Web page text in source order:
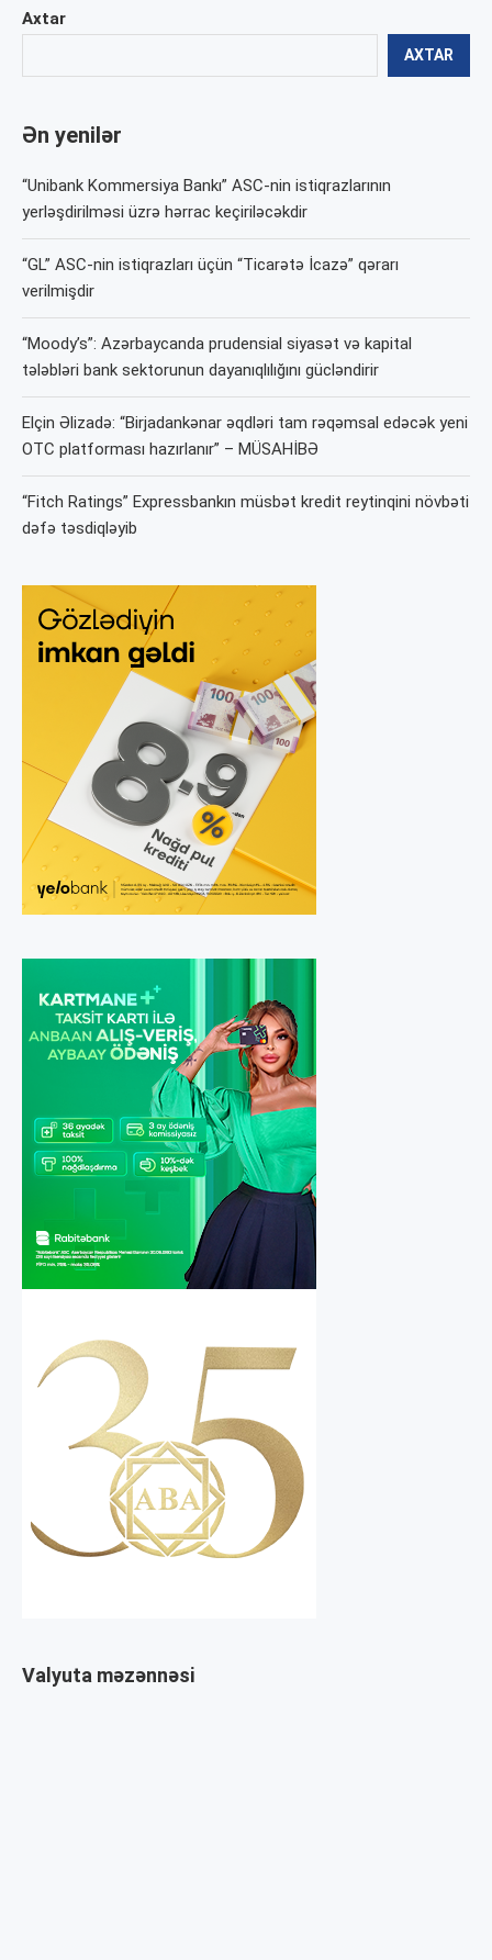
Axtar
AXTAR
Ən yenilər
“Unibank Kommersiya Bankı” ASC-nin istiqrazlarının
yerləşdirilməsi üzrə hərrac keçiriləcəkdir
“GL” ASC-nin istiqrazları üçün “Ticarətə İcazə” qərarı
verilmişdir
“Moody’s”: Azərbaycanda prudensial siyasət və kapital
tələbləri bank sektorunun dayanıqlılığını gücləndirir
Elçin Əlizadə: “Birjadankənar əqdləri tam rəqəmsal edəcək yeni
OTC platforması hazırlanır” – MÜSAHİBƏ
“Fitch Ratings” Expressbankın müsbət kredit reytinqini növbəti
dəfə təsdiqləyib
Valyuta məzənnəsi